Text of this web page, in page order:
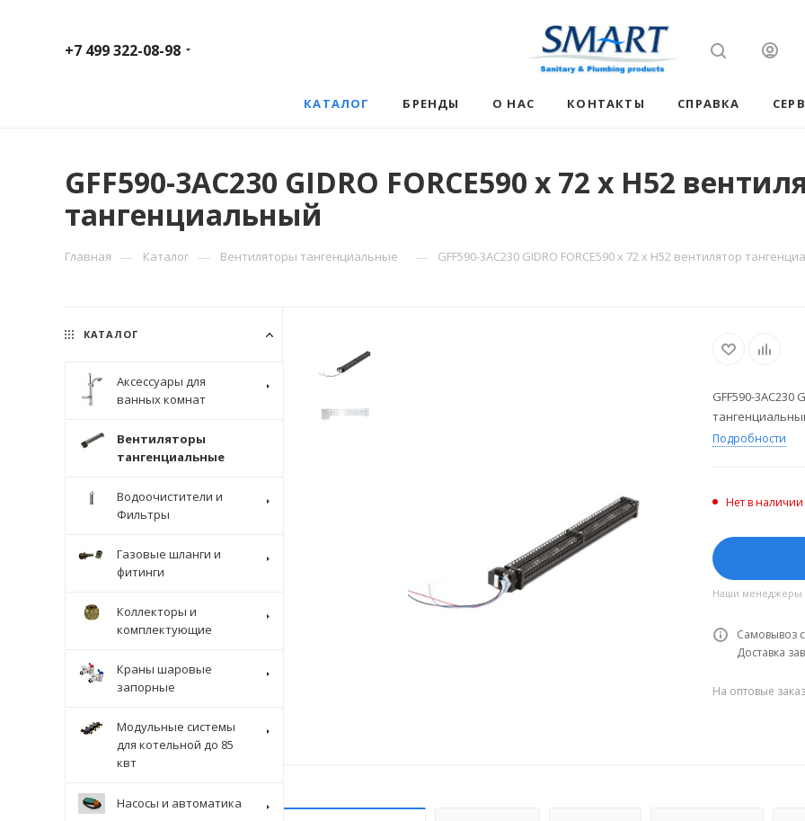
+7 499 322-08-98
КАТАЛОГ БРЕНДЫ О НАС КОНТАКТЫ СПРАВКА
GFF590-3AC230 GIDRO FORCE590 х 72 х H52
тангенциальный
Главная — Каталог — Вентиляторы тангенциальные — GFF590-3AC230 GIDRO FORCE590 х 72 х H52 вентилятор
GFF590-3AC230
Подробности
Нет в наличии
Наши менеджеры
Самовывоз
Доставка
На оптовые
КАТАЛОГ
Аксессуары для
ванных комнат
Вентиляторы
тангенциальные
Водоочистители и
Фильтры
Газовые шланги и
фитинги
Коллекторы и
комплектующие
Краны шаровые
запорные
Модульные системы
для котельной до 85
квт
Насосы и автоматика